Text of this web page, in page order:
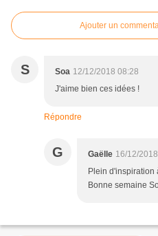
Ajouter un
S Soa 12/12/2018 08:28
J'aime bien ces idées !
Répondre
G Gaëlle 16/12/
Plein d'inspiration
Bonne semaine